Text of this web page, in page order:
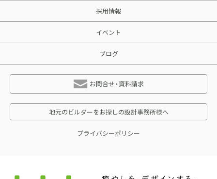
採用情報
イベント
ブログ
お問合せ・資料請求
地元のビルダーをお探しの設計事務所様へ
プライバシーポリシー